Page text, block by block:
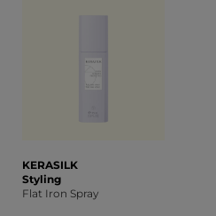
KERASILK
Styling
Flat Iron Spray